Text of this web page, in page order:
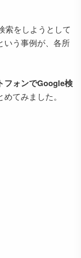
索をしようとして
いう事例が、各所
フォンでGoogle検
めてみました。